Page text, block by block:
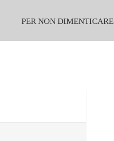
PER NON DIMENTICARE